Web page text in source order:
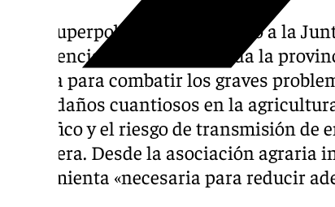
Esta superpoblación ha llevado a la
emergencia cinegética en toda la
adopta para combatir los graves
como daños cuantiosos en la
de tráfico y el riesgo de transmisión de
ganadera. Desde la asociación agraria
herramienta «necesaria para reducir